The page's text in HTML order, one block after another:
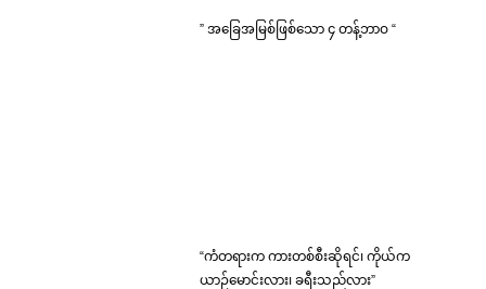
” အခြေအမြစ်ဖြစ်သော ၄ တန့်ဘာဝ “
“ကံတရားက ကားတစ်စီးဆိုရင်၊ ကိုယ်က
ယာဉ်မောင်းလား၊ ခရီးသည်လား”